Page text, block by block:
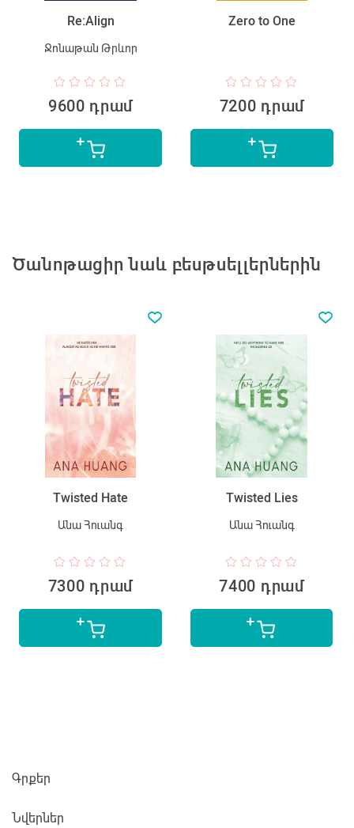
Re:Align
Ջոնաթան Թրևոր
9600 դրամ
Zero to One
7200 դրամ
Ծանոթացիր նաև բեսթսելլերներին
Twisted Hate
Անա Հուանգ
7300 դրամ
Twisted Lies
Անա Հուանգ
7400 դրամ
Գրքեր
Նվերներ